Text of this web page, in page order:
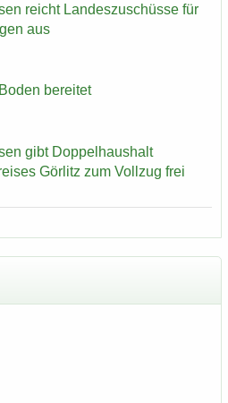
reicht Lan­des­zu­schüs­se für
aus
be­rei­tet
gibt Dop­pel­haus­halt
Gör­litz zum Voll­zug frei